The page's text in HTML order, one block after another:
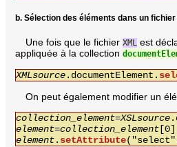
b. Sélection des éléments dans un fichier
Une fois que le fichier XMLest
appliquée à la collection
XMLsource.documentElement.
On peut également modifier un
collection_element=XSLsource
element=collection_element
element. setAttribute("select",